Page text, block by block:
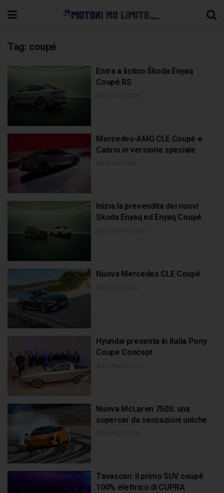
Tag: coupé
Entra a listino Škoda Enyaq
Coupé RS
Mercedes-AMG CLE Coupé e
Cabrio in versione speciale
Inizia la prevendita dei nuovi
Skoda Enyaq ed Enyaq Coupé
Nuova Mercedes CLE Coupé
Hyundai presenta in Italia Pony
Coupe Concept
Nuova McLaren 750S: una
supercar da sensazioni uniche
Tavascan: il primo SUV coupé
100% elettrico di CUPRA